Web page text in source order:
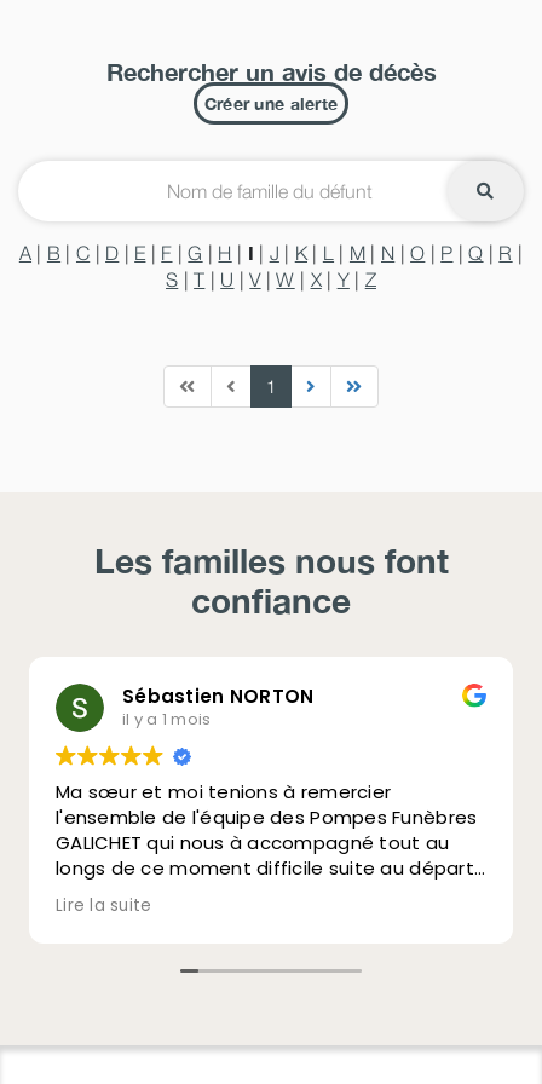
Rechercher un avis de décès
Créer une alerte
A | B | C | D | E | F |G | H | I | J | K | L | M | N |O | P |Q | R |
S |T | U |V|W | X| Y| Z
1
Les familles nous font
confiance
Sébastien NORTON
il y a 1 mois
Ma sœur et moi tenions à remercier
l'ensemble de l'équipe des Pompes Funèbres
GALICHET qui nous à accompagné tout au
longs de ce moment difficile suite au départ
de notre maman Evelyne.
Nous sommes particulièrement
cérémonie avec bienveillance et empathie
Carole et Sébastien
Lire la suite